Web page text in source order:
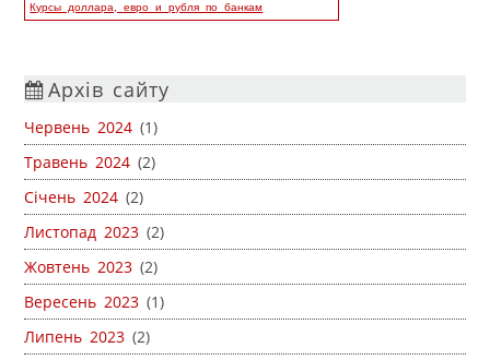
Курсы доллара, евро и рубля по банкам
Архів сайту
Червень 2024 (1)
Травень 2024 (2)
Січень 2024 (2)
Листопад 2023 (2)
Жовтень 2023 (2)
Вересень 2023 (1)
Липень 2023 (2)